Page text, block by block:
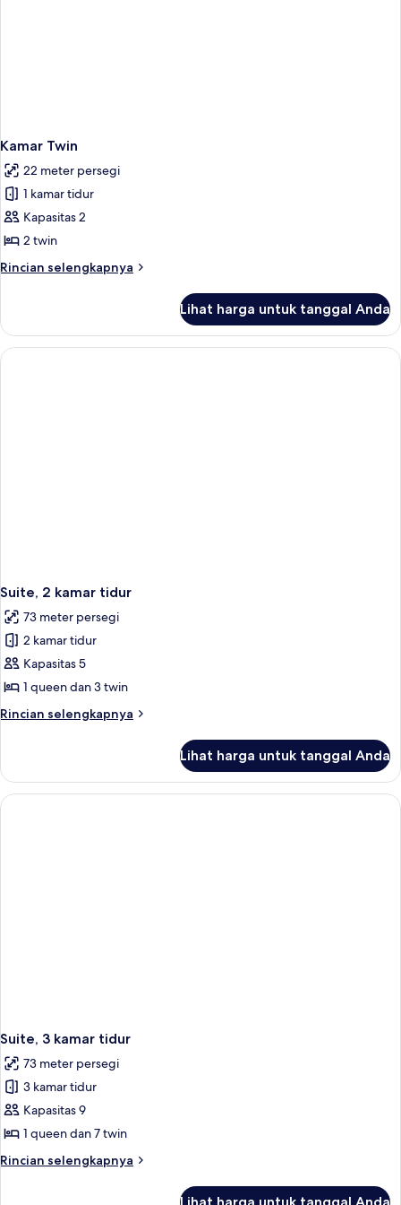
Kamar Twin
22 meter persegi
1 kamar tidur
Kapasitas 2
2 twin
Rincian selengkapnya
Rincian
Kamar
Twin
Lihat harga untuk tanggal Anda
Suite, 2 kamar tidur
73 meter persegi
2 kamar tidur
Kapasitas 5
1 queen dan 3 twin
Rincian selengkapnya
Rincian
Suite,
kamar
Lihat harga untuk tanggal Anda
Suite, 3 kamar tidur
73 meter persegi
3 kamar tidur
Kapasitas 9
1 queen dan 7 twin
Rincian selengkapnya
Rincian